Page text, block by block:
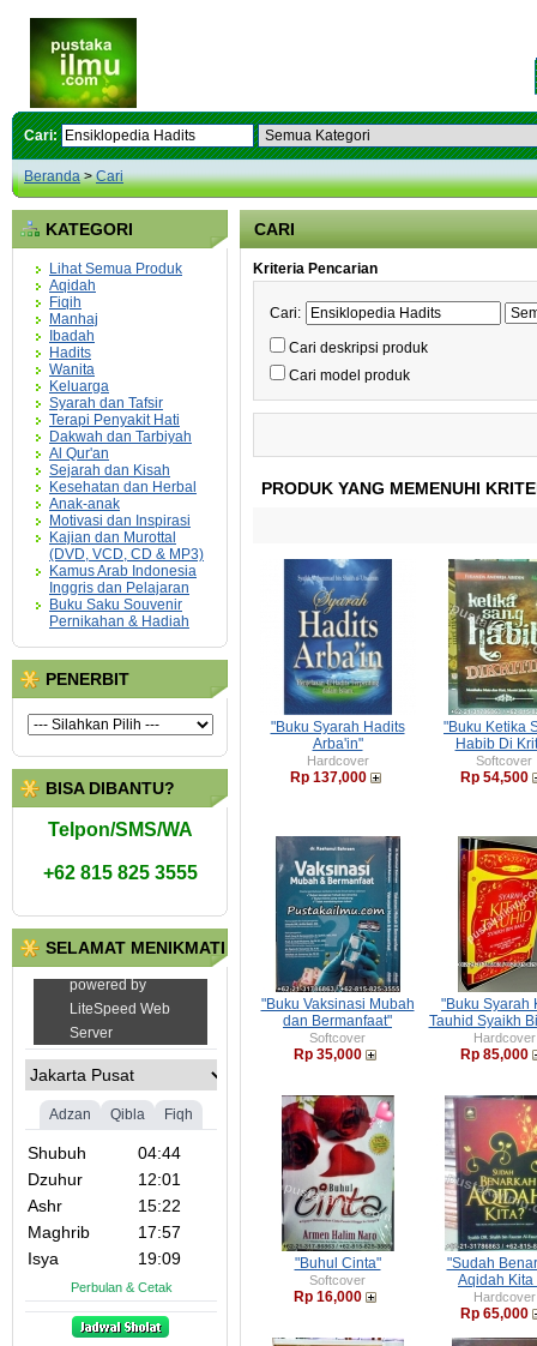
Cari:
Beranda>Cari
KATEGORI
Lihat Semua Produk
Aqidah
Fiqih
Manhaj
Ibadah
Hadits
Wanita
Keluarga
Syarah dan Tafsir
Terapi Penyakit Hati
Dakwah dan Tarbiyah
Al Qur'an
Sejarah dan Kisah
Kesehatan dan Herbal
Anak-anak
Motivasi dan Inspirasi
Kajian dan Murottal
(DVD, VCD, CD & MP3)
Kamus Arab Indonesia
Inggris dan Pelajaran
Buku Saku Souvenir
Pernikahan & Hadiah
PENERBIT
BISA DIBANTU?
Telpon/SMS/WA
+62 815 825 3555
SELAMAT MENIKMATI
CARI
Kriteria Pencarian
Cari:
Cari deskripsi produk
Cari model produk
PRODUK YANG MEMENUHI
"Buku Syarah Hadits
Arba'in"
Hardcover
Rp 137,000
"Buku Ketika
Habib Di
Softcover
Rp 54,500
"Buku Vaksinasi Mubah
dan Bermanfaat"
Softcover
Rp 35,000
"Buku Syarah
Tauhid Syaikh
Hardcover
Rp 85,000
"Buhul Cinta"
Softcover
Rp 16,000
"Sudah
Aqidah Kita
Hardcover
Rp 65,000